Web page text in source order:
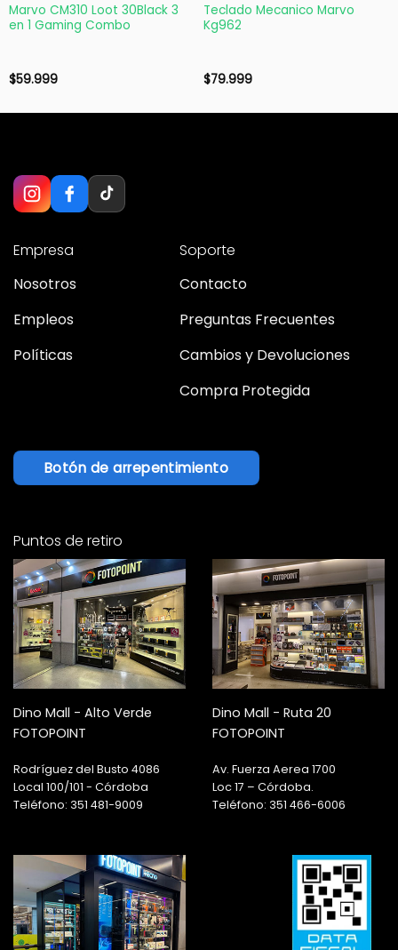
Marvo CM310 Loot 30Black 3
en 1 Gaming Combo
$59.999
Teclado Mecanico Marvo
Kg962
$79.999
Empresa
Nosotros
Empleos
Políticas
Soporte
Contacto
Preguntas Frecuentes
Cambios y Devoluciones
Compra Protegida
Botón de arrepentimiento
Puntos de retiro
Dino Mall - Alto Verde
FOTOPOINT
Rodríguez del Busto 4086
Local 100/101 - Córdoba
Teléfono: 351 481-9009
Dino Mall - Ruta 20
FOTOPOINT
Av. Fuerza Aerea 1700
Loc 17 – Córdoba.
Teléfono: 351 466-6006